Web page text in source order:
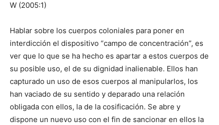
W (2005:1)
Hablar sobre los cuerpos coloniales para poner en
interdicción el dispositivo “campo de concentración”, es
ver que lo que se ha hecho es apartar a estos cuerpos de
su posible uso, el de su dignidad inalienable. Ellos han
capturado un uso de esos cuerpos al manipularlos, los
han vaciado de su sentido y deparado una relación
obligada con ellos, la de la cosificación. Se abre y
dispone un nuevo uso con el fin de sancionar en ellos la